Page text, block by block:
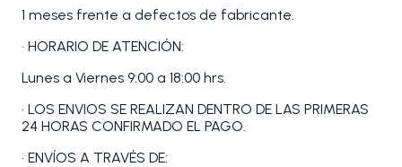
1 meses frente a defectos de fabricante.
• HORARIO DE ATENCIÓN:
Lunes a Viernes 9:00 a 18:00 hrs.
• LOS ENVIOS SE REALIZAN DENTRO DE LAS PRIMERAS
24 HORAS CONFIRMADO EL PAGO.
• ENVÍOS A TRAVÉS DE: